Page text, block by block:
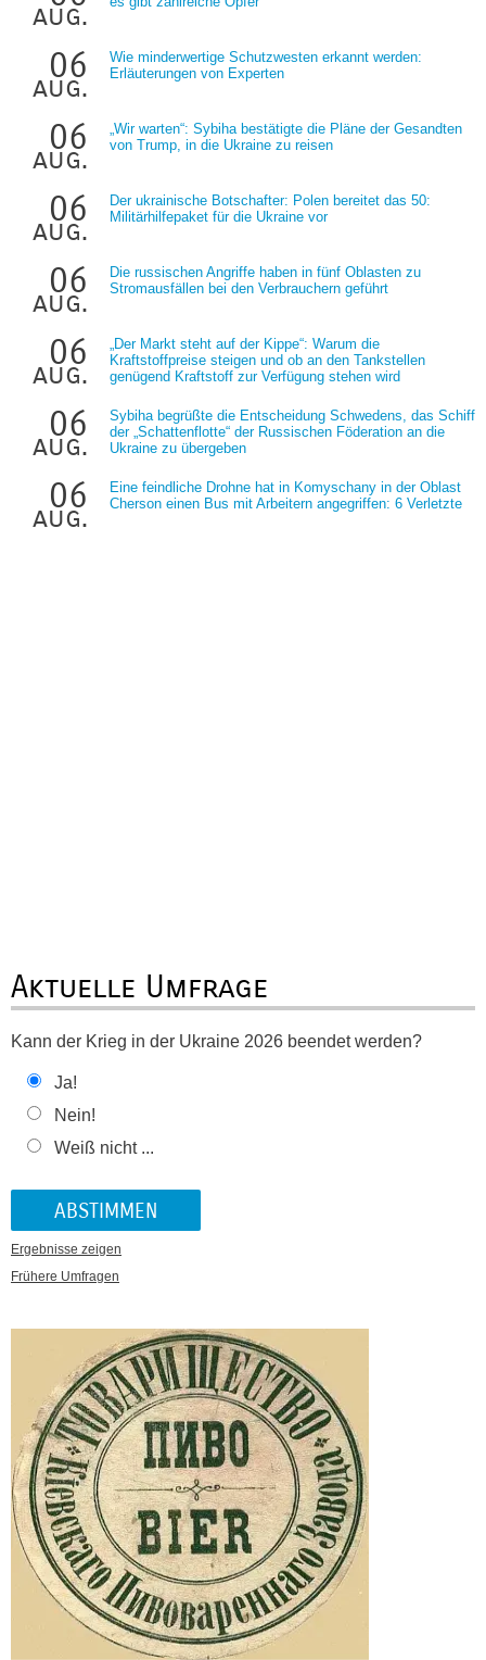
aug.
06
aug.
Wie minderwertige Schutzwesten erkannt werden:
Erläuterungen von Experten
06
aug.
„Wir warten“: Sybiha bestätigte die Pläne der Gesandten
von Trump, in die Ukraine zu reisen
06
aug.
Der ukrainische Botschafter: Polen bereitet das 50:
Militärhilfepaket für die Ukraine vor
06
aug.
Die russischen Angriffe haben in fünf Oblasten zu
Stromausfällen bei den Verbrauchern geführt
06
aug.
„Der Markt steht auf der Kippe“: Warum die
Kraftstoffpreise steigen und ob an den Tankstellen
genügend Kraftstoff zur Verfügung stehen wird
06
aug.
Sybiha begrüßte die Entscheidung Schwedens, das Schiff
der „Schattenflotte“ der Russischen Föderation an die
Ukraine zu übergeben
06
aug.
Eine feindliche Drohne hat in Komyschany in der Oblast
Cherson einen Bus mit Arbeitern angegriffen: 6 Verletzte
Aktuelle Umfrage
Kann der Krieg in der Ukraine 2026 beendet werden?
Ja!
Nein!
Weiß nicht ...
Ergebnisse zeigen
Frühere Umfragen